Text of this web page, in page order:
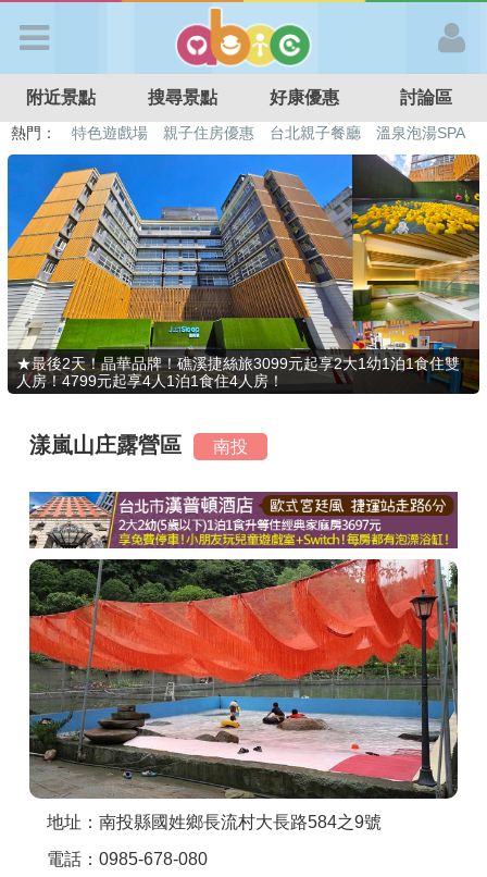
APP登入
首 頁
搜尋景點
好康優惠
最新消息
最新留言
商家合作
推薦景點
討論區
聯絡我們
APP下載
附近景點 搜尋景點 好康優惠 討論區
熱門： 特色遊戲場 親子住房優惠 台北親子餐廳
溫泉泡湯SPA
溜滑梯民宿
觀光工廠 DIY摘果 日本親子景點
★最後2天！晶華品牌！礁溪捷絲旅3099元起享2大1幼1泊1食住雙
人房！4799元起享4人1泊1食住4人房！
漾嵐山庄露營區 南投
地址：南投縣國姓鄉長流村大長路584之9號
電話：0985-678-080